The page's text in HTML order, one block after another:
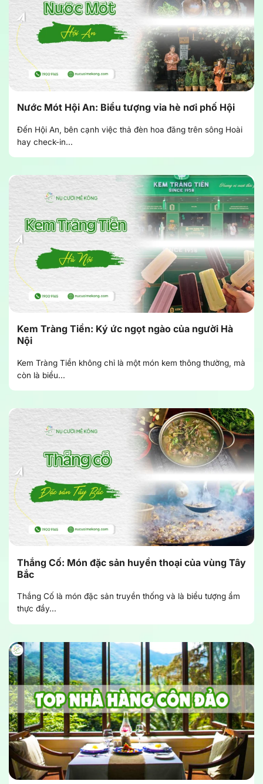
Nước Mót Hội An: Biểu tượng vỉa hè nơi phố Hội
Đến Hội An, bên cạnh việc thả đèn hoa đăng trên sông Hoài
hay check-in...
Kem Tràng Tiền: Ký ức ngọt ngào của người Hà
Nội
Kem Tràng Tiền không chỉ là một món kem thông thường, mà
còn là biểu...
Thắng Cố: Món đặc sản huyền thoại của vùng Tây
Bắc
Thắng Cố là món đặc sản truyền thống và là biểu tượng ẩm
thực đầy...